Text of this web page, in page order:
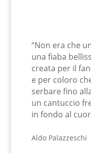
“Non era che
una fiaba
creata per il
e per coloro
serbare fino
un cantuccio
in fondo al
Aldo Palazzeschi